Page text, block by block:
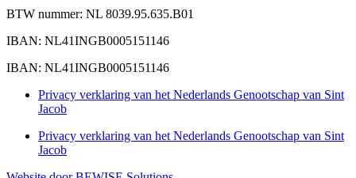
BTW nummer: NL 8039.95.635.B01
IBAN: NL41INGB0005151146
IBAN: NL41INGB0005151146
Privacy verklaring van het Nederlands Genootschap van Sint
Jacob
Privacy verklaring van het Nederlands Genootschap van Sint
Jacob